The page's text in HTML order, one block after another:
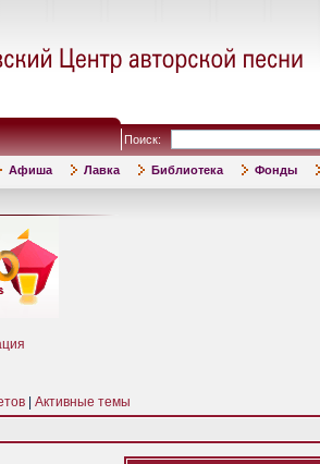
Поиск:
Афиша Лавка Библиотека Фонды
Активные темы